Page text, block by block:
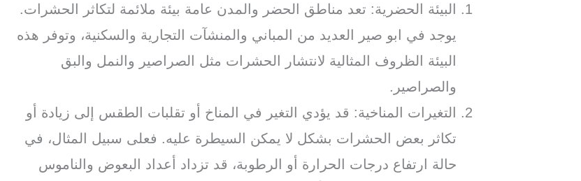
البيئة الحضرية: تعد مناطق الحضر والمدن عامة بيئة ملائمة لتكاثر الحشرات.
يوجد في ابو صير العديد من المباني والمنشآت التجارية والسكنية، وتوفر هذه
البيئة الظروف المثالية لانتشار الحشرات مثل الصراصير والنمل والبق
والصراصير.
التغيرات المناخية: قد يؤدي التغير في المناخ أو تقلبات الطقس إلى زيادة أو
تكاثر بعض الحشرات بشكل لا يمكن السيطرة عليه. فعلى سبيل المثال، في
حالة ارتفاع درجات الحرارة أو الرطوبة، قد تزداد أعداد البعوض والناموس